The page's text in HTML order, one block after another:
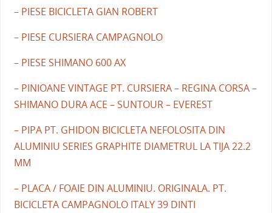
– PIESE BICICLETA GIAN ROBERT
– PIESE CURSIERA CAMPAGNOLO
– PIESE SHIMANO 600 AX
– PINIOANE VINTAGE PT. CURSIERA – REGINA CORSA –
SHIMANO DURA ACE – SUNTOUR – EVEREST
– PIPA PT. GHIDON BICICLETA NEFOLOSITA DIN
ALUMINIU SERIES GRAPHITE DIAMETRUL LA TIJA 22.2
MM
– PLACA / FOAIE DIN ALUMINIU. ORIGINALA. PT.
BICICLETA CAMPAGNOLO ITALY 39 DINTI